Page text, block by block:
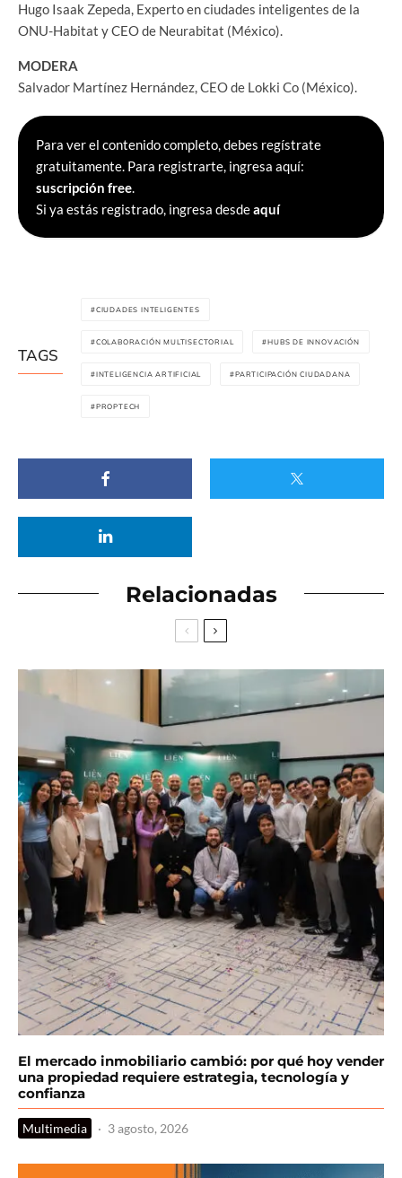
Hugo Isaak Zepeda, Experto en ciudades inteligentes de la
ONU-Habitat y CEO de Neurabitat (México).
MODERA
Salvador Martínez Hernández, CEO de Lokki Co (México).
Para ver el contenido completo, debes regístrate
gratuitamente. Para registrarte, ingresa aquí:
suscripción free.
Si ya estás registrado, ingresa desdeaquí
TAGS
CIUDADES INTELIGENTES
COLABORACIÓN MULTISECTORIAL HUBS DE INNOVACIÓN
INTELIGENCIA ARTIFICIAL PARTICIPACIÓN CIUDADANA
PROPTECH
Relacionadas
El mercado inmobiliario cambió: por qué hoy vender
una propiedad requiere estrategia, tecnología y
confianza
Multimedia · 3 agosto, 2026